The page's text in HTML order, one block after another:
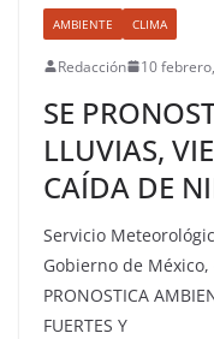
AMBIENTE CLIMA
Redacción 10
SE
LLUVIAS,
CAÍDA DE
Servicio
Gobierno de
PRONOSTICA
FUERTES Y